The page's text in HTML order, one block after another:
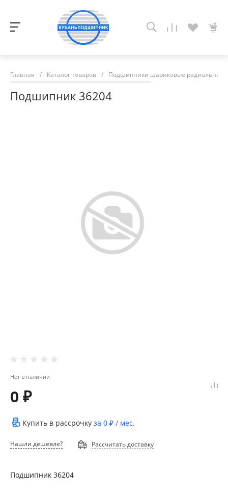
Главная / Каталог товаров / Подшипники шариковые радиально-
Подшипник 36204
Нет в наличии
0 ₽
Купить в рассрочку за 0 ₽ / мес.
Нашли дешевле? Рассчитать доставку
Подшипник 36204